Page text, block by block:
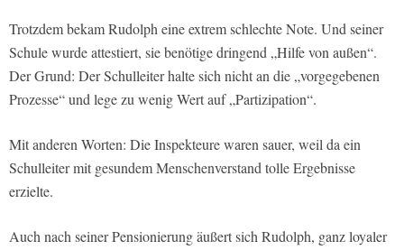
Trotzdem bekam Rudolph eine extrem schlechte Note. Und seiner
Schule wurde attestiert, sie benötige dringend „Hilfe von außen“.
Der Grund: Der Schulleiter halte sich nicht an die „vorgegebenen
Prozesse“ und lege zu wenig Wert auf „Partizipation“.
Mit anderen Worten: Die Inspekteure waren sauer, weil da ein
Schulleiter mit gesundem Menschenverstand tolle Ergebnisse
erzielte.
Auch nach seiner Pensionierung äußert sich Rudolph, ganz loyaler